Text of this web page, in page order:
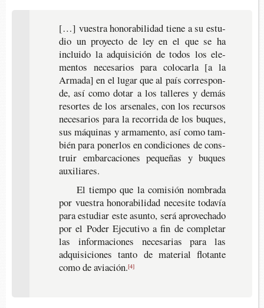
[…] vues­tra hono­ra­bi­li­dad tiene a su estu­
dio un pro­yec­to de ley en el que se ha
inclui­do la adqui­si­ción de todos los ele­
men­tos nece­sa­rios para colo­car­la [a la
Arma­da] en el lugar que al país corres­pon­
de, así como dotar a los talle­res y demás
resor­tes de los arse­na­les, con los recur­sos
nece­sa­rios para la reco­rri­da de los buques,
sus máqui­nas y arma­men­to, así como tam­
bién para poner­los en con­di­cio­nes de cons­
truir embar­ca­cio­nes peque­ñas y buques
auxiliares.
El tiem­po que la comi­sión nom­bra­da
por vues­tra hono­ra­bi­li­dad nece­si­te toda­vía
para estu­diar este asun­to, será apro­ve­cha­do
por el Poder Eje­cu­ti­vo a fin de com­ple­tar
las infor­ma­cio­nes nece­sa­rias para las
adqui­si­cio­nes tanto de mate­rial flo­tan­te
como de aviación.[4]